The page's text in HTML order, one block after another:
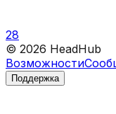
28
© 2026 HeadHub
Возможности
Поддержка